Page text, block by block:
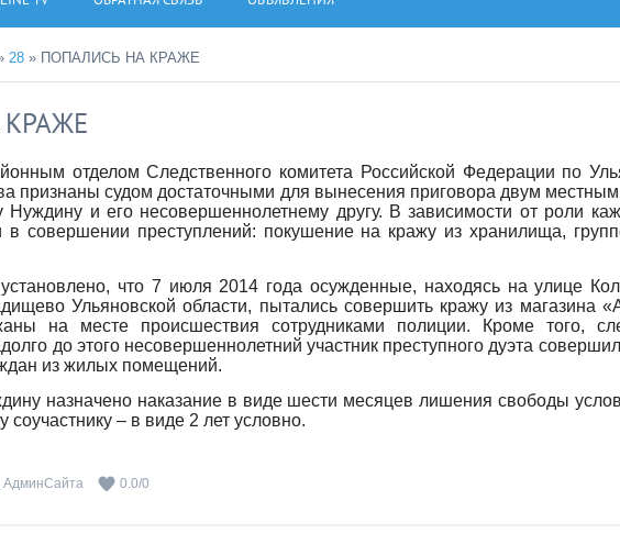
28 » ПОПАЛИСЬ НА КРАЖЕ
отделом Следственного комитета Российской Федерации по
признаны судом достаточными для вынесения приговора двум
и его несовершеннолетнему другу. В зависимости от роли
совершении преступлений: покушение на кражу из хранилища,
что 7 июля 2014 года осужденные, находясь на улице
Ульяновской области, пытались совершить кражу из магазина
на месте происшествия сотрудниками полиции. Кроме того,
до этого несовершеннолетний участник преступного дуэта
из жилых помещений.
назначено наказание в виде шести месяцев лишения свободы
– в виде 2 лет условно.
АдминСайта 0.0/0